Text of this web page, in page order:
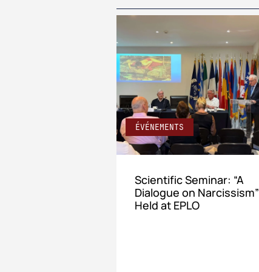
ÉVÉNEMENTS
Scientific Seminar: “A
Dialogue on Narcissism”
Held at EPLO